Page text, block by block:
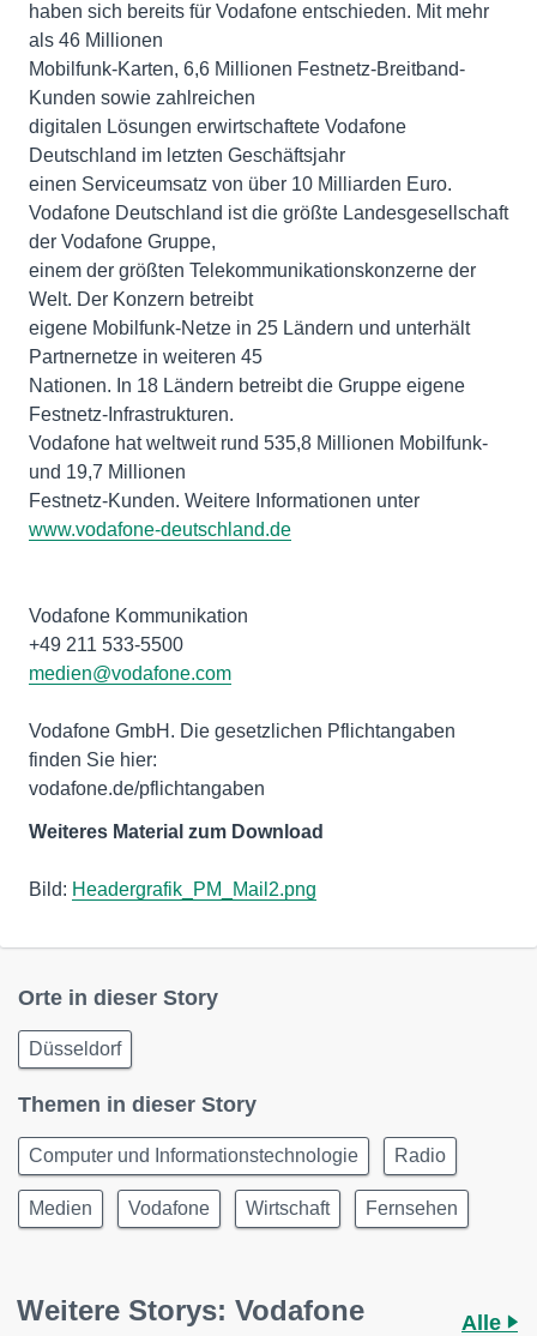
haben sich bereits für Vodafone entschieden. Mit mehr
als 46 Millionen
Mobilfunk-Karten, 6,6 Millionen Festnetz-Breitband-
Kunden sowie zahlreichen
digitalen Lösungen erwirtschaftete Vodafone
Deutschland im letzten Geschäftsjahr
einen Serviceumsatz von über 10 Milliarden Euro.
Vodafone Deutschland ist die größte Landesgesellschaft
der Vodafone Gruppe,
einem der größten Telekommunikationskonzerne der
Welt. Der Konzern betreibt
eigene Mobilfunk-Netze in 25 Ländern und unterhält
Partnernetze in weiteren 45
Nationen. In 18 Ländern betreibt die Gruppe eigene
Festnetz-Infrastrukturen.
Vodafone hat weltweit rund 535,8 Millionen Mobilfunk-
und 19,7 Millionen
Festnetz-Kunden. Weitere Informationen unter
www.vodafone-deutschland.de
Vodafone Kommunikation
medien@vodafone.com
Vodafone GmbH. Die gesetzlichen Pflichtangaben
finden Sie hier:
vodafone.de/pflichtangaben
Weiteres Material zum Download
Bild: Headergrafik_PM_Mail2.png
Orte in dieser Story
Düsseldorf
Themen in dieser Story
Computer und Informationstechnologie Radio
Medien Vodafone Wirtschaft Fernsehen
Weitere Storys: Vodafone
Alle